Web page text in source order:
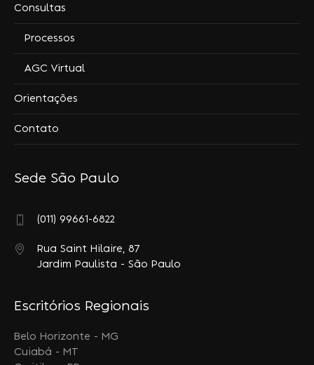
Consultas
Processos
AGC Virtual
Orientações
Contato
Sede São Paulo
(011) 99661-6822
Rua Saint Hilaire, 87
Jardim Paulista - São Paulo
Escritórios Regionais
Belo Horizonte - MG
Cuiabá - MT